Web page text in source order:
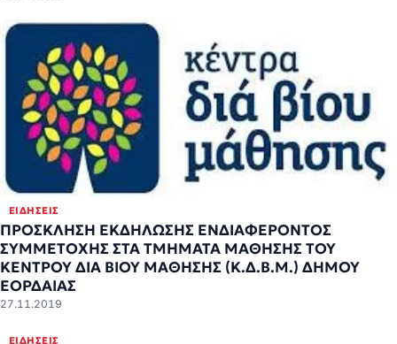
ΕΙΔΉΣΕΙΣ
ΠΡΟΣΚΛΗΣΗ ΕΚΔΗΛΩΣΗΣ ΕΝΔΙΑΦΕΡΟΝΤΟΣ
ΣΥΜΜΕΤΟΧΗΣ ΣΤΑ ΤΜΗΜΑΤΑ ΜΑΘΗΣΗΣ ΤΟΥ
ΚΕΝΤΡΟΥ ΔΙΑ ΒΙΟΥ ΜΑΘΗΣΗΣ (Κ.Δ.Β.Μ.) ΔΗΜΟΥ
ΕΟΡΔΑΙΑΣ
27.11.2019
ΕΙΔΉΣΕΙΣ